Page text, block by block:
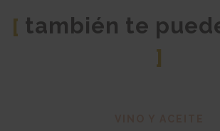
[ también te
]